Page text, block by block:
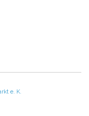
e. K.